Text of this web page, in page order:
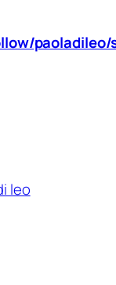
paoladileo/
leo